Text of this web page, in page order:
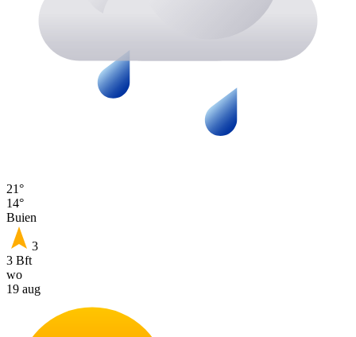
21°
14°
Buien
3
3 Bft
wo
19 aug